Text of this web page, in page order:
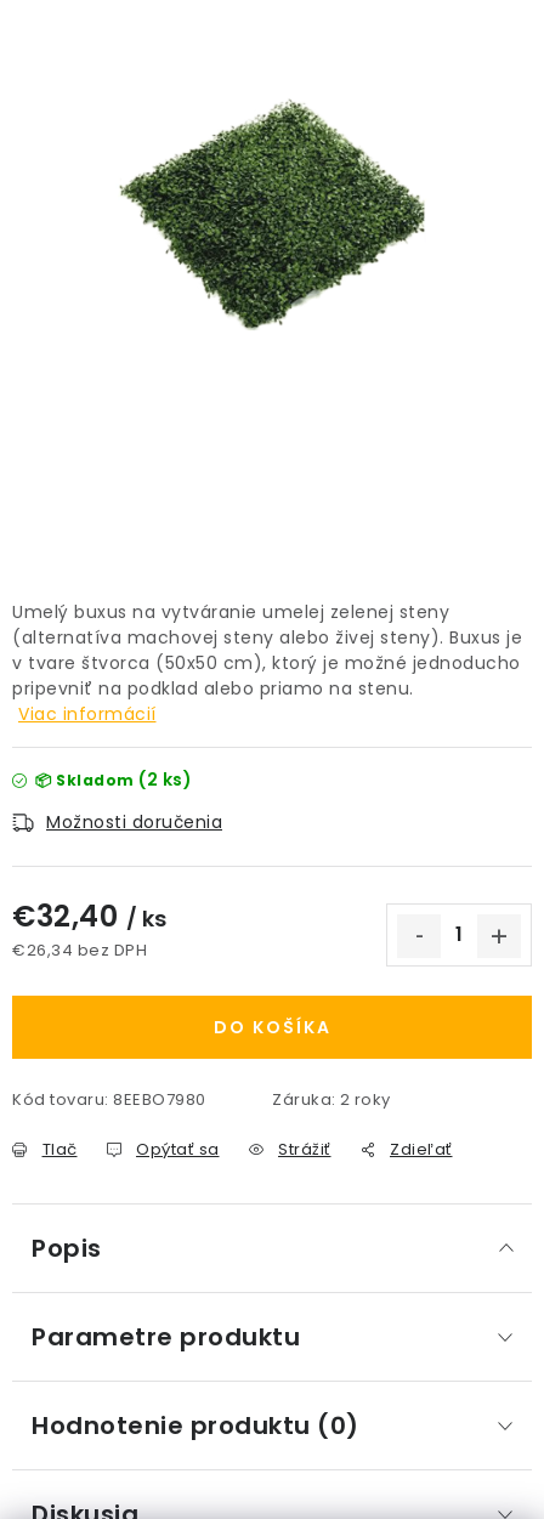
ZNAČKY
Obchodné podmienky
Podmienky ochrany osobných údajov
O nás
Spôsoby platby
Informácie o doprave
Kontakt / Právne údaje
Umelý buxus na vytváranie umelej zelenej steny
(alternatíva machovej steny alebo živej steny). Buxus je
v tvare štvorca (50x50 cm), ktorý je možné jednoducho
pripevniť na podklad alebo priamo na stenu.
Viac informácií
📦 Skladom (2 ks)
Možnosti doručenia
€32,40 / ks
€26,34 bez DPH
DO KOŠÍKA
Kód tovaru: 8EEBO7980 Záruka: 2 roky
Tlač Opýtať sa Strážiť Zdieľať
Popis
Parametre produktu
Hodnotenie produktu (0)